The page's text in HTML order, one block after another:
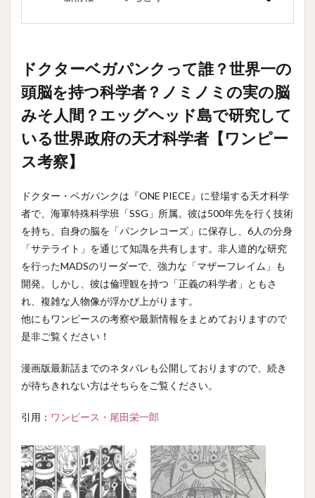
ドクターベガパンクって誰？世界一の
頭脳を持つ科学者？ノミノミの実の脳
みそ人間？エッグヘッド島で研究して
いる世界政府の天才科学者【ワンピー
ス考察】
ドクター・ベガパンクは『ONE PIECE』に登場する天才科学
者で、海軍特殊科学班「SSG」所属。彼は500年先を行く技術
を持ち、自身の脳を「パンクレコーズ」に保存し、6人の分身
「サテライト」を通じて知識を共有します。非人道的な研究
を行ったMADSのリーダーで、強力な「マザーフレイム」も
開発。しかし、彼は倫理観を持つ「正義の科学者」ともさ
れ、複雑な人物像が浮かび上がります。
他にもワンピースの考察や最新情報をまとめておりますので
是非ご覧ください！
漫画版最新話までのネタバレも公開しておりますので、続き
が待ちきれない方はそちらをご覧ください。
引用： ワンピース・尾田栄一郎